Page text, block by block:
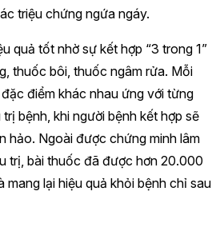
triệu chứng ngứa ngáy.
quả tốt nhờ sự kết hợp “3 trong 1”
thuốc bôi, thuốc ngâm rửa. Mỗi
điểm khác nhau ứng với từng
bệnh, khi người bệnh kết hợp sẽ
hảo. Ngoài được chứng minh lâm
trị, bài thuốc đã được hơn 20.000
mang lại hiệu quả khỏi bệnh chỉ sau